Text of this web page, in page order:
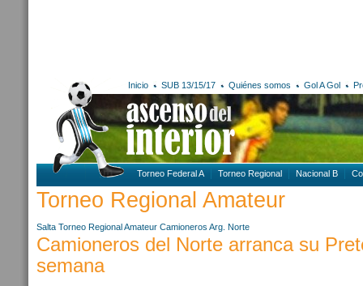
Inicio SUB 13/15/17 Quiénes somos Gol A Gol
Torneo Federal A Torneo Regional Nacional B
Torneo Regional Amateur
Salta Torneo Regional Amateur Camioneros Arg. Norte
Camioneros del Norte arranca su
semana